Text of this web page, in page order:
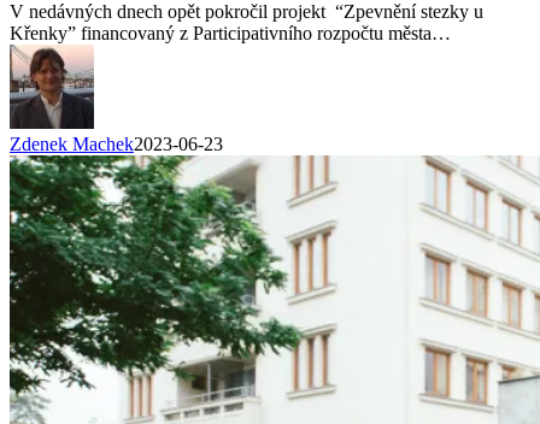
V nedávných dnech opět pokročil projekt “Zpevnění stezky u
Křenky” financovaný z Participativního rozpočtu města…
Zdenek Machek2023-06-23